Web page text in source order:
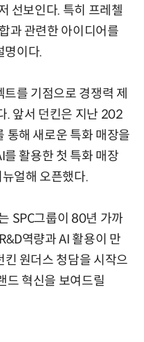
선보인다. 특히 프레첼
과 관련한 아이디어를
명이다.
를 기점으로 경쟁력 제
. 앞서 던킨은 지난 202
통해 새로운 특화 매장을
활용한 첫 특화 매장
얼해 오픈했다.
SPC그룹이 80년 가까
역량과 AI 활용이 만
킨 원더스 청담을 시작으
드 혁신을 보여드릴